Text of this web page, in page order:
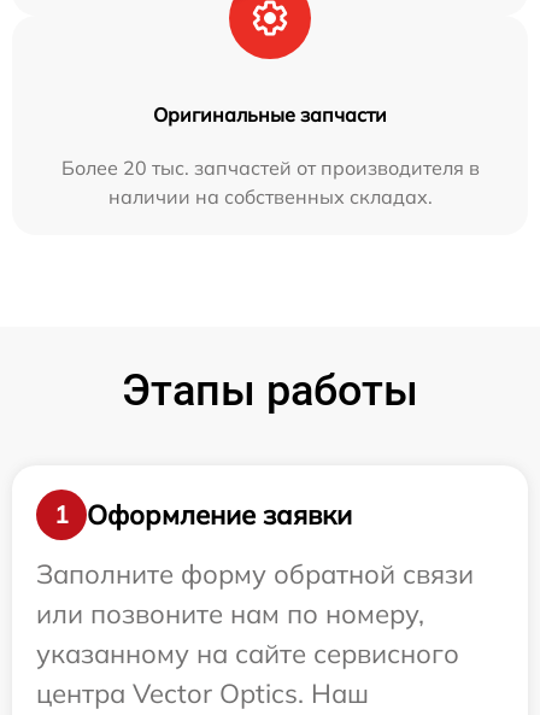
Оригинальные запчасти
Более 20 тыс. запчастей от производителя в
наличии на собственных складах.
Этапы работы
1
Оформление заявки
Заполните форму обратной связи
или позвоните нам по номеру,
указанному на сайте сервисного
центра Vector Optics. Наш